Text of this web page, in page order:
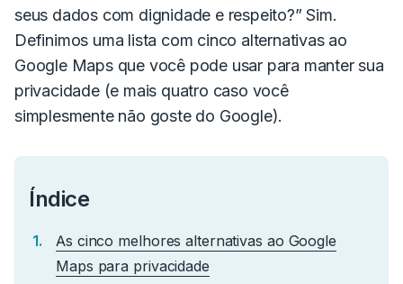
seus dados com dignidade e respeito?” Sim.
Definimos uma lista com cinco alternativas ao
Google Maps que você pode usar para manter sua
privacidade (e mais quatro caso você
simplesmente não goste do Google).
Índice
As cinco melhores alternativas ao Google
Maps para privacidade